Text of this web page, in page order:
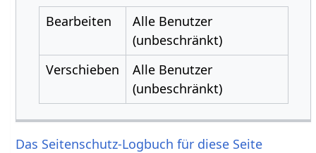
Bearbeiten
Alle Benutzer
(unbeschränkt)
Verschieben
Alle Benutzer
(unbeschränkt)
Das Seitenschutz-Logbuch für diese Seite